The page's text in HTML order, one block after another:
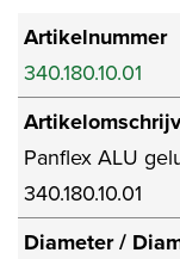
Artikelnummer
340.180.10.01
Panflex ALU
340.180.10.01
Diameter /